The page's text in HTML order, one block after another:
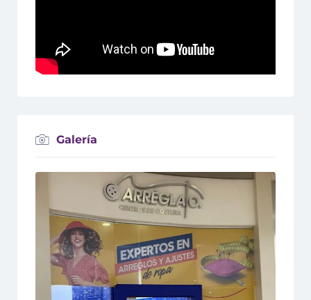
Galería